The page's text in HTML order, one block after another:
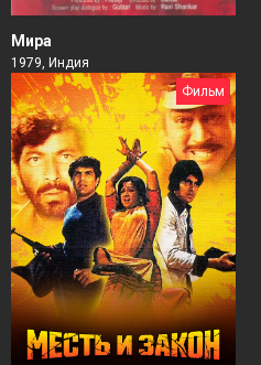
Мира
1979, Индия
Фильм